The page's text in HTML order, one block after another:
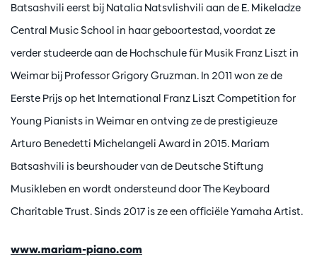
Batsashvili eerst bij Natalia Natsvlishvili aan de E. Mikeladze
Central Music School in haar geboortestad, voordat ze
verder studeerde aan de Hochschule für Musik Franz Liszt in
Weimar bij Professor Grigory Gruzman. In 2011 won ze de
Eerste Prijs op het International Franz Liszt Competition for
Young Pianists in Weimar en ontving ze de prestigieuze
Arturo Benedetti Michelangeli Award in 2015. Mariam
Batsashvili is beurshouder van de Deutsche Stiftung
Musikleben en wordt ondersteund door The Keyboard
Charitable Trust. Sinds 2017 is ze een officiële Yamaha Artist.
www.mariam-piano.com